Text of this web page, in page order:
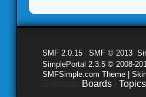
SMF 2.0.15 SMF © 2013
SimplePortal 2.3.5 © 2008-
SMFSimple.com Theme |
Boards Topics